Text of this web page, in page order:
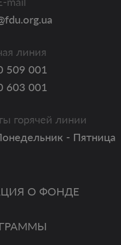
О ФОНДЕ
линия
509 001
603 001
горячей линии
- Пятница